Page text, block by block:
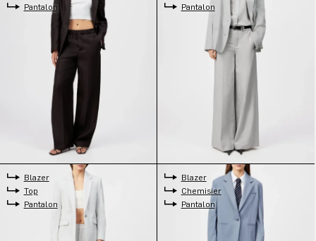
Pantalon
Pantalon
Blazer
Top
Pantalon
Blazer
Chemisier
Pantalon